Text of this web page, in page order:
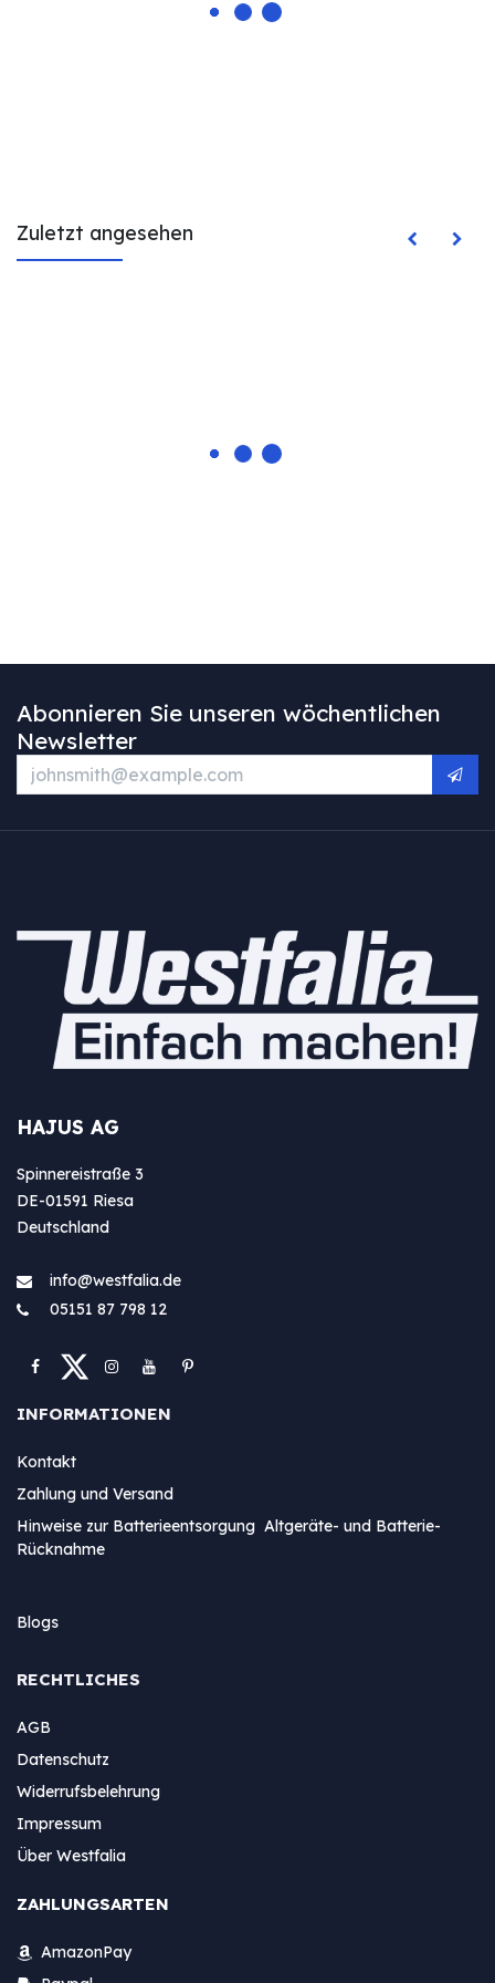
Zuletzt angesehen
Abonnieren Sie unseren wöchentlichen
Newsletter
HAJUS AG
Spinnereistraße 3
DE-01591 Riesa
Deutschland
info@westfa​lia.de
05151 87 798 12
INFORMATIONEN
Kontakt
Zahlung und Versand
Hinweise zur Batterieentsorgung Altgeräte- und Batterie-
Rücknahme
Blogs
RECHTLICHES
AGB
Datenschutz
Widerrufsbelehrung
Impressum
Über Westfalia
ZAHLUNGSARTEN
AmazonPay